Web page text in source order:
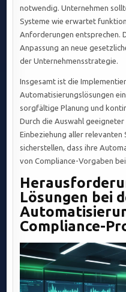
notwendig. Unternehmen
Systeme wie erwartet
Anforderungen entsprechen.
Anpassung an neue
der Unternehmensstrategie.
Insgesamt ist die
Automatisierungslösungen
sorgfältige Planung und
Durch die Auswahl
Einbeziehung aller
sicherstellen, dass ihre
von Compliance-Vorgaben
Lösungen bei
Compliance-